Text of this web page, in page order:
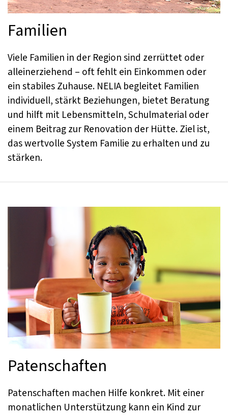
Familien
Viele Familien in der Region sind zerrüttet oder
alleinerziehend – oft fehlt ein Einkommen oder
ein stabiles Zuhause. NELIA begleitet Familien
individuell, stärkt Beziehungen, bietet Beratung
und hilft mit Lebensmitteln, Schulmaterial oder
einem Beitrag zur Renovation der Hütte. Ziel ist,
das wertvolle System Familie zu erhalten und zu
stärken.
Patenschaften
Patenschaften machen Hilfe konkret. Mit einer
monatlichen Unterstützung kann ein Kind zur